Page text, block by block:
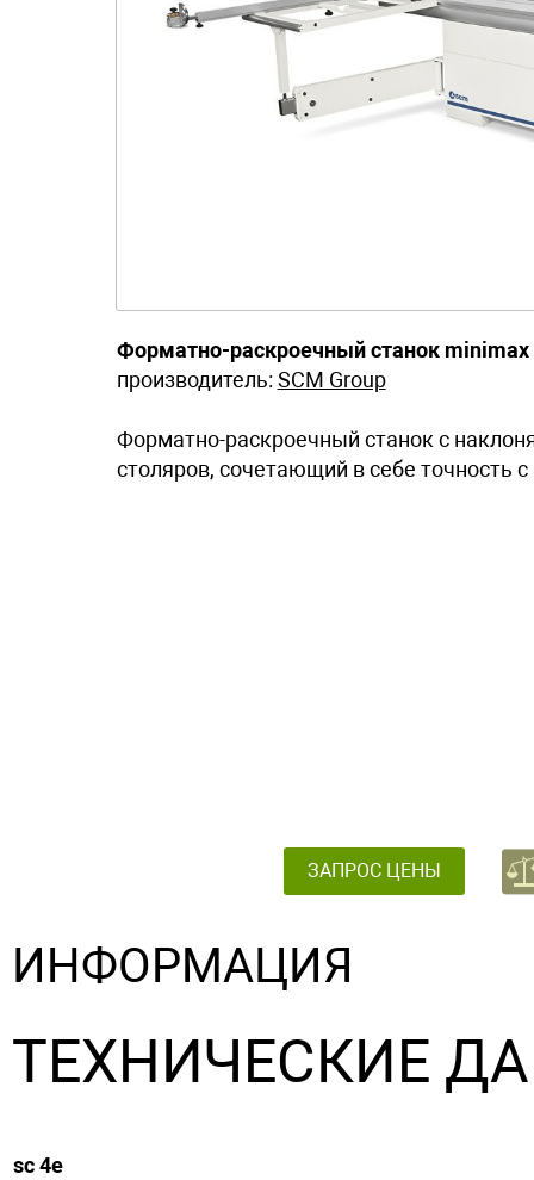
Форматно-раскроечный станок minimax
производитель: SCM Group
Форматно-раскроечный станок с
столяров, сочетающий в себе точность
ЗАПРОС ЦЕНЫ
ИНФОРМАЦИЯ
ТЕХНИЧЕСКИЕ
sc 4e